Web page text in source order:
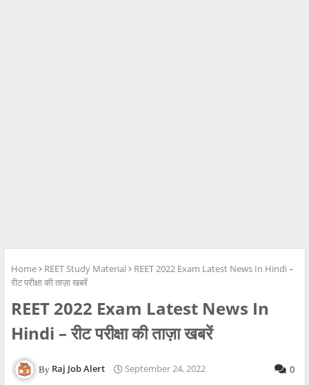
Home REET Study Material
REET 2022 Exam Latest News In Hindi –
रीट परीक्षा की ताज़ा खबरें
REET 2022 Exam Latest News In
Hindi – रीट परीक्षा की ताज़ा खबरें
Raj Job Alert September 24, 2022 0